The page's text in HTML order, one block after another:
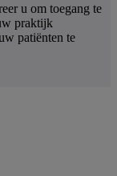
u om toegang te
praktijk
patiënten te